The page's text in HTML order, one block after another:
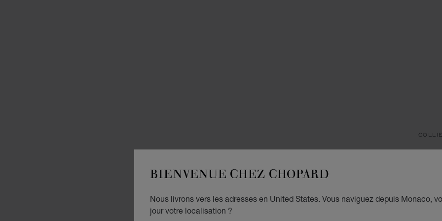
BIENVENUE CHEZ CHOPARD
Nous livrons vers les adresses en United States. Vous naviguez depuis Monaco,
jour votre localisation ?
€